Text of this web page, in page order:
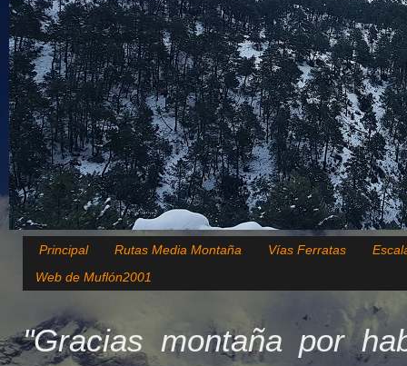
Principal Rutas Media Montaña Vías Ferratas
Web de Muflón2001
"Gracias montaña por